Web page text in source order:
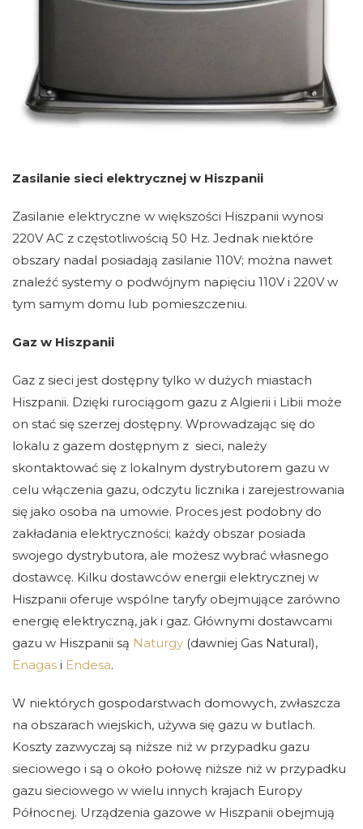
Zasilanie sieci elektrycznej w Hiszpanii
Zasilanie elektryczne w większości Hiszpanii wynosi
220V AC z częstotliwością 50 Hz. Jednak niektóre
obszary nadal posiadają zasilanie 110V; można nawet
znaleźć systemy o podwójnym napięciu 110V i 220V w
tym samym domu lub pomieszczeniu.
Gaz w Hiszpanii
Gaz z sieci jest dostępny tylko w dużych miastach
Hiszpanii. Dzięki rurociągom gazu z Algierii i Libii może
on stać się szerzej dostępny. Wprowadzając się do
lokalu z gazem dostępnym z sieci, należy
skontaktować się z lokalnym dystrybutorem gazu w
celu włączenia gazu, odczytu licznika i zarejestrowania
się jako osoba na umowie. Proces jest podobny do
zakładania elektryczności; każdy obszar posiada
swojego dystrybutora, ale możesz wybrać własnego
dostawcę. Kilku dostawców energii elektrycznej w
Hiszpanii oferuje wspólne taryfy obejmujące zarówno
energię elektryczną, jak i gaz. Głównymi dostawcami
gazu w Hiszpanii są Naturgy (dawniej Gas Natural),
Enagas i Endesa.
W niektórych gospodarstwach domowych, zwłaszcza
na obszarach wiejskich, używa się gazu w butlach.
Koszty zazwyczaj są niższe niż w przypadku gazu
sieciowego i są o około połowę niższe niż w przypadku
gazu sieciowego w wielu innych krajach Europy
Północnej. Urządzenia gazowe w Hiszpanii obejmują